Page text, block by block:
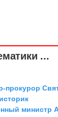
...
прокурор
министр